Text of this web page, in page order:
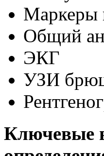
Маркеры
Общий
ЭКГ
УЗИ
Ключевые